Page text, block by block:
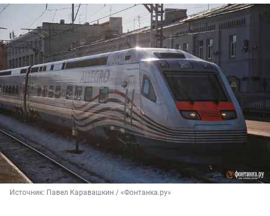
Источник: Павел Каравашкин / «Фонтанка.ру»